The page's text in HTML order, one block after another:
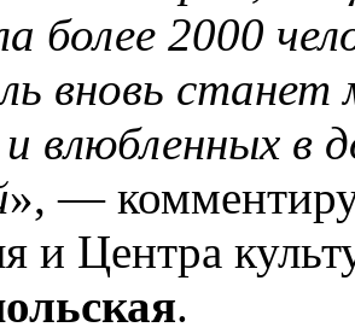
более 2000
вновь
влюбленных в
», —
и Центра
.